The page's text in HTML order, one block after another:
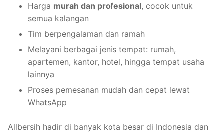
Harga murah dan profesional, cocok untuk
semua kalangan
Tim berpengalaman dan ramah
Melayani berbagai jenis tempat: rumah,
apartemen, kantor, hotel, hingga tempat usaha
lainnya
Proses pemesanan mudah dan cepat lewat
WhatsApp
Allbersih hadir di banyak kota besar di Indonesia dan